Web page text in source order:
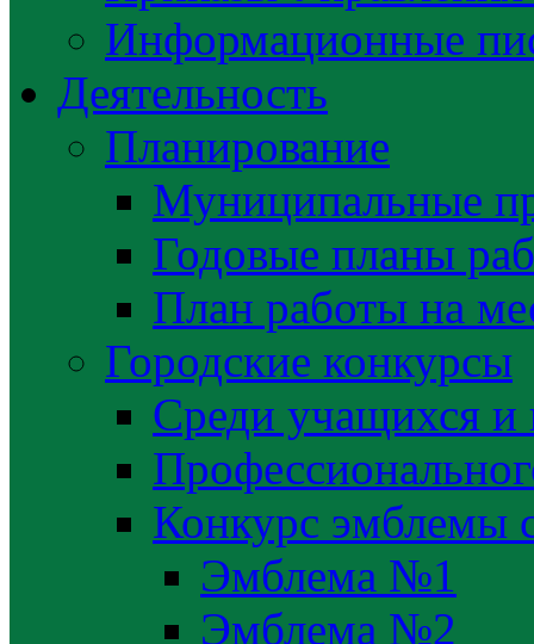
Информационные
Деятельность
Планирование
Муниципальные
Годовые планы
План работы на
Городские конкурсы
Среди учащихся и
Конкурс эмблемы
Эмблема №1
Эмблема №2